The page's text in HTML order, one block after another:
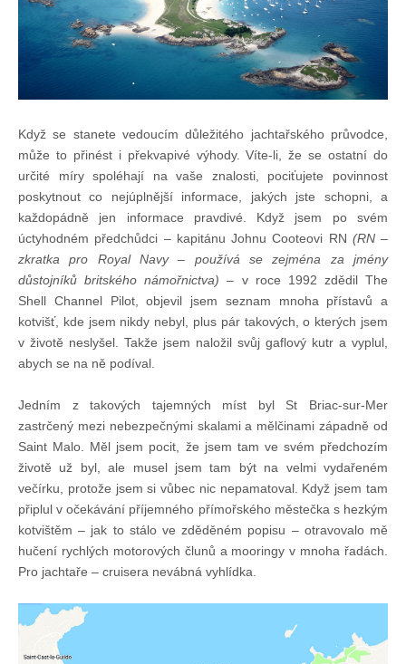
Ochrana osobních údajů
Legislativní proces
Doklady osob
Lodě - technika (tech. způsobilost)
Lodě - registrace
Rádio (MF, HF, VHF)
Kapitánské zkoušky
Ostatní
Soutěže a závody
Offshore Cup
Pohár mistrů
Když se stanete vedoucím důležitého jachtařského průvodce,
může to přinést i překvapivé výhody. Víte-li, že se ostatní do
určité míry spoléhají na vaše znalosti, pociťujete povinnost
poskytnout co nejúplnější informace, jakých jste schopni, a
každopádně jen informace pravdivé. Když jsem po svém
úctyhodném předchůdci – kapitánu Johnu Cooteovi RN (RN –
zkratka pro Royal Navy – používá se zejména za jmény
důstojníků britského námořnictva) – v roce 1992 zdědil The
Shell Channel Pilot, objevil jsem seznam mnoha přístavů a
kotvišť, kde jsem nikdy nebyl, plus pár takových, o kterých jsem
v životě neslyšel. Takže jsem naložil svůj gaflový kutr a vyplul,
abych se na ně podíval.
Jedním z takových tajemných míst byl St Briac-sur-Mer
zastrčený mezi nebezpečnými skalami a mělčinami západně od
Saint Malo. Měl jsem pocit, že jsem tam ve svém předchozím
životě už byl, ale musel jsem tam být na velmi vydařeném
večírku, protože jsem si vůbec nic nepamatoval. Když jsem tam
připlul v očekávání příjemného přímořského městečka s hezkým
kotvištěm – jak to stálo ve zděděném popisu – otravovalo mě
hučení rychlých motorových člunů a mooringy v mnoha řadách.
Pro jachtaře – cruisera nevábná vyhlídka.